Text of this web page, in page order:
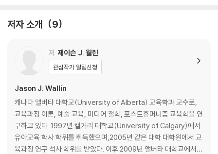
제6장 불확실한 게임
제7장 나는 거기에 없다: 영화의 시간-이미지, 문화 교육과정 연구, 그리
고 비시간성 주체의 정치 예술
제8장 구멍 뚫린 교육과정 만들기: 비시간성, 낯설음 그리고 변이의 정신
분열적 잠재성
제9장 기묘한 장치와 괴상한 기계들
참고문헌
저자 소개 9
저 제이슨 J. 월린
관심작가 알림신청
Jason J. Wallin
캐나다 앨버타 대학교(University of Alberta) 교육학과 교수로,
교육과정 이론, 예술 교육, 미디어 철학, 포스트휴머니즘 교육학을 연
구하고 있다. 1997년 캘거리 대학교(University of Calgary)에서
유아교육 학사 학위를 취득했으며,2005년 같은 대학 대학원에서 교
육과정 연구 석사 학위를 받았다. 이후 2009년 앨버타 대학교에서